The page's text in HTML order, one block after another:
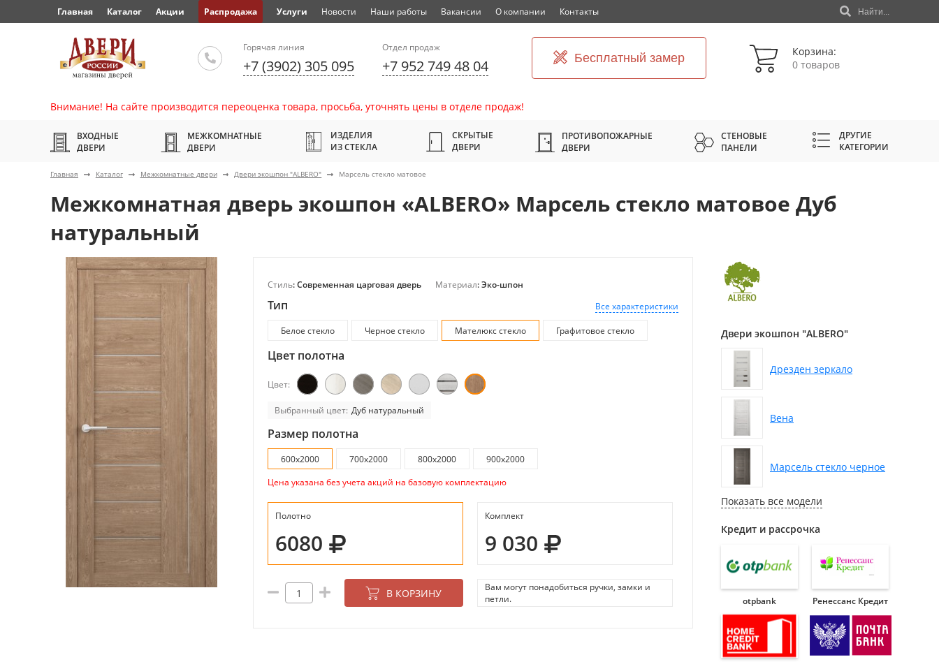
Главная Каталог Акции Распродажа Услуги Новости Наши работы Вакансии О компании Контакты Найти...
Горячая линия
+7 (3902) 305 095
Отдел продаж
+7 952 749 48 04 Бесплатный замер
Корзина:
0 товаров
Внимание! На сайте производится переоценка товара, просьба, уточнять цены в отделе продаж!
ВХОДНЫЕ
ДВЕРИ
МЕЖКОМНАТНЫЕ
ДВЕРИ
ИЗДЕЛИЯ
ИЗ СТЕКЛА
СКРЫТЫЕ
ДВЕРИ
ПРОТИВОПОЖАРНЫЕ
ДВЕРИ
СТЕНОВЫЕ
ПАНЕЛИ
ДРУГИЕ
КАТЕГОРИИ
Главная Каталог Межкомнатные двери Двери экошпон "ALBERO" Марсель стекло матовое
Межкомнатная дверь экошпон «ALBERO» Марсель стекло матовое Дуб
натуральный
Стиль: Современная царговая дверь Материал: Эко-шпон
Все характеристики
Тип
Белое стекло Черное стекло Мателюкс стекло Графитовое стекло
Цвет полотна
Цвет:
Выбранный цвет: Дуб натуральный
Размер полотна
600x2000 700x2000 800x2000
900x2000
Цена указана без учета акций на базовую комплектацию
Полотно
6080
Комплект
9 030
Вам могут понадобиться ручки, замки и
петли.
В КОРЗИНУ
Двери экошпон "ALBERO"
Дрезден зеркало
Вена
Марсель стекло черное
Показать все модели
Кредит и рассрочка
otpbank Ренессанс Кредит